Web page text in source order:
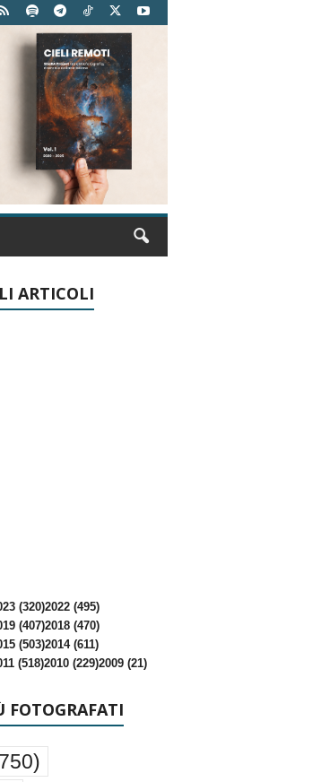
ARTICOLI
(320)2022 (495)
(407)2018 (470)
(503)2014 (611)
(518)2010 (229)2009 (21)
FOTOGRAFATI